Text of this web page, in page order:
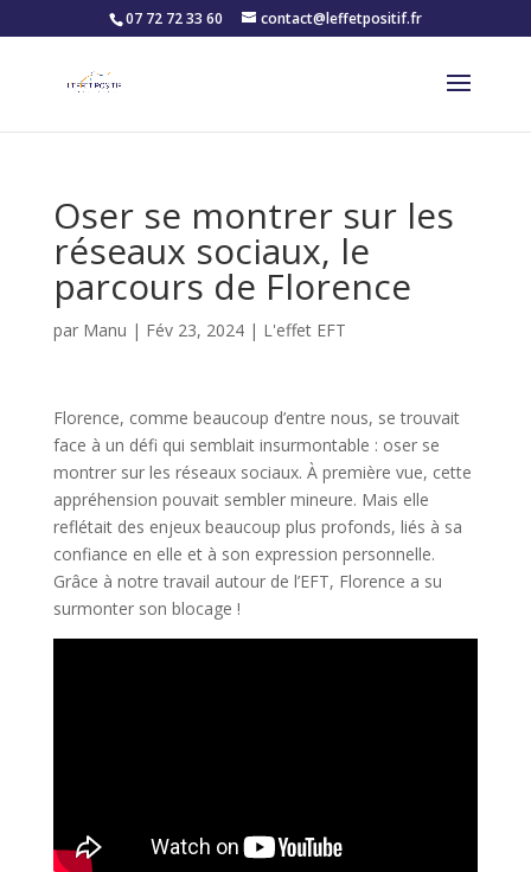
07 72 72 33 60 contact@leffetpositif.fr
Oser se montrer sur les
réseaux sociaux, le
parcours de Florence
par Manu | Fév 23, 2024| L'effet EFT
Florence, comme beaucoup d’entre nous, se trouvait
face à un défi qui semblait insurmontable : oser se
montrer sur les réseaux sociaux. À première vue, cette
appréhension pouvait sembler mineure. Mais elle
reflétait des enjeux beaucoup plus profonds, liés à sa
confiance en elle et à son expression personnelle.
Grâce à notre travail autour de l’EFT, Florence a su
surmonter son blocage !